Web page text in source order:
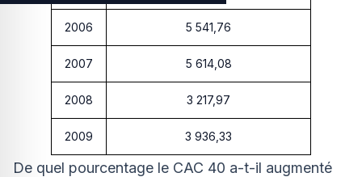
2006 5 541,76
2007 5 614,08
2008 3 217,97
2009 3 936,33
De quel pourcentage le CAC 40 a-t-il augmenté